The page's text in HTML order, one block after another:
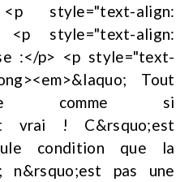
style="text-align:
<p style="text-align:
:</p> <p style="text-
Tout
comme si
vrai ! C&rsquo;est
condition que la
n&rsquo;est pas une